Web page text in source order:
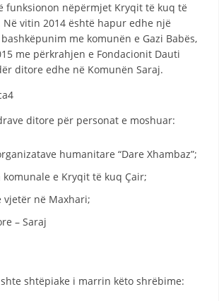
SOCIALO-HUMANITARE
SI TË JEPNI DONACIONE
DHE VEPRIM GJATË KATASTROFAVE
E UJIT SHPËTIMIT – VODNO
PROJEKTE
MARRDHËNJE ME PUBLIKUN
HULUMTIMI I OPINIONIT PUBLIK
MARRËVESHJE
funksionon nëpërmjet Kryqit të kuq të
vitin 2014 është hapur edhe një
me komunën e Gazi Babës,
me përkrahjen e Fondacionit Dauti
ditore edhe në Komunën Saraj.
ditore për personat e moshuar:
humanitare “Dare Xhambaz”;
komunale e Kryqit të kuq Çair;
vjetër në Maxhari;
– Saraj
shtëpiake i marrin këto shrëbime: